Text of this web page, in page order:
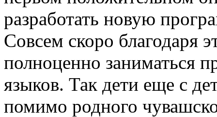
разработать новую
Совсем скоро благодаря
полноценно заниматься
языков. Так дети еще с
помимо родного